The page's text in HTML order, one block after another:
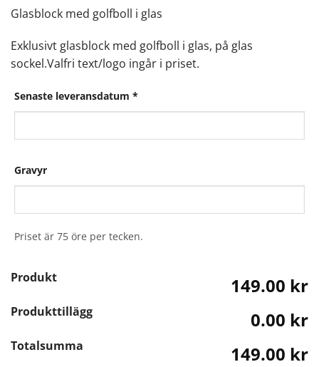
Glasblock med golfboll i glas
Exklusivt glasblock med golfboll i glas, på glas
sockel.Valfri text/logo ingår i priset.
Senaste leveransdatum *
Gravyr
Priset är 75 öre per tecken.
Produkt 149.00 kr
Produkttillägg 0.00 kr
Totalsumma 149.00 kr